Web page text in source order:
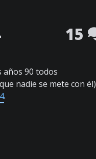
15
años 90 todos
nadie se mete con él)
.